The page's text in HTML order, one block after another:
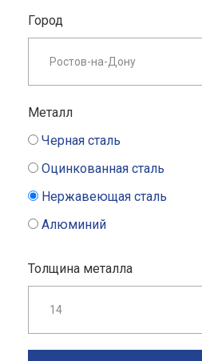
Город
Металл
Черная сталь
Оцинкованная сталь
Нержавеющая сталь
Алюминий
Толщина металла